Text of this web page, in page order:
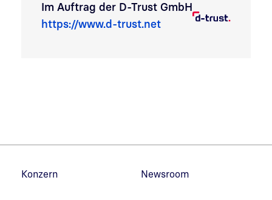
Im Auftrag der D-Trust GmbH
https://www.d-trust.net
Konzern Newsroom